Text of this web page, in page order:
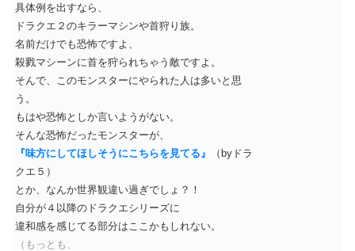
具体例を出すなら、
ドラクエ２のキラーマシンや首狩り族。
名前だけでも恐怖ですよ、
殺戮マシーンに首を狩られちゃう敵ですよ。
そんで、このモンスターにやられた人は多いと思
う。
もはや恐怖としか言いようがない。
そんな恐怖だったモンスターが、
『味方にしてほしそうにこちらを見てる』
（byドラ
クエ５）
とか、なんか世界観違い過ぎでしょ？！
自分が４以降のドラクエシリーズに
違和感を感じてる部分はここかもしれない。
（もっとも、